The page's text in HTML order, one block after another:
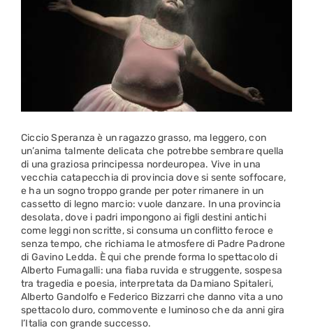
Ciccio Speranza è un ragazzo grasso, ma leggero, con
un’anima talmente delicata che potrebbe sembrare quella
di una graziosa principessa nordeuropea. Vive in una
vecchia catapecchia di provincia dove si sente soffocare,
e ha un sogno troppo grande per poter rimanere in un
cassetto di legno marcio: vuole danzare. In una provincia
desolata, dove i padri impongono ai figli destini antichi
come leggi non scritte, si consuma un conflitto feroce e
senza tempo, che richiama le atmosfere di Padre Padrone
di Gavino Ledda. È qui che prende forma lo spettacolo di
Alberto Fumagalli: una fiaba ruvida e struggente, sospesa
tra tragedia e poesia, interpretata da Damiano Spitaleri,
Alberto Gandolfo e Federico Bizzarri che danno vita a uno
spettacolo duro, commovente e luminoso che da anni gira
l’Italia con grande successo.